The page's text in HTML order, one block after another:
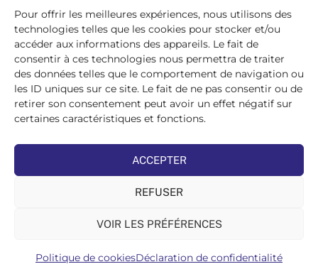
Pour offrir les meilleures expériences, nous utilisons des
technologies telles que les cookies pour stocker et/ou
accéder aux informations des appareils. Le fait de
consentir à ces technologies nous permettra de traiter
des données telles que le comportement de navigation ou
les ID uniques sur ce site. Le fait de ne pas consentir ou de
retirer son consentement peut avoir un effet négatif sur
certaines caractéristiques et fonctions.
ACCEPTER
REFUSER
VOIR LES PRÉFÉRENCES
Politique de cookiesDéclaration de confidentialité
Fédération des Distributeurs
de Matériaux de Construction
215 bis, boulevard Saint-Germain
75007 PARIS
Tél : 01 45 48 28 44
Suivez-nous sur les réseaux sociaux :